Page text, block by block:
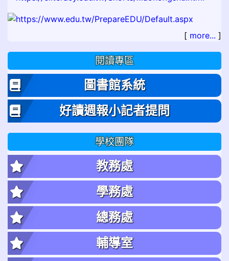
[ more... ]
閱讀專區
圖書館系統
好讀週報小記者提問
學校團隊
教務處
學務處
總務處
輔導室